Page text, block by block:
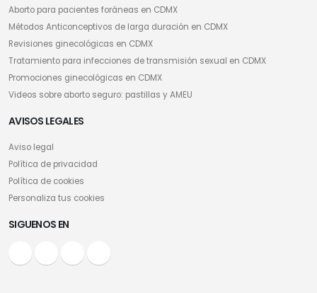
Aborto para pacientes foráneas en CDMX
Métodos Anticonceptivos de larga duración en CDMX
Revisiones ginecológicas en CDMX
Tratamiento para infecciones de transmisión sexual en CDMX
Promociones ginecológicas en CDMX
Videos sobre aborto seguro: pastillas y AMEU
AVISOS LEGALES
Aviso legal
Política de privacidad
Política de cookies
Personaliza tus cookies
SIGUENOS EN